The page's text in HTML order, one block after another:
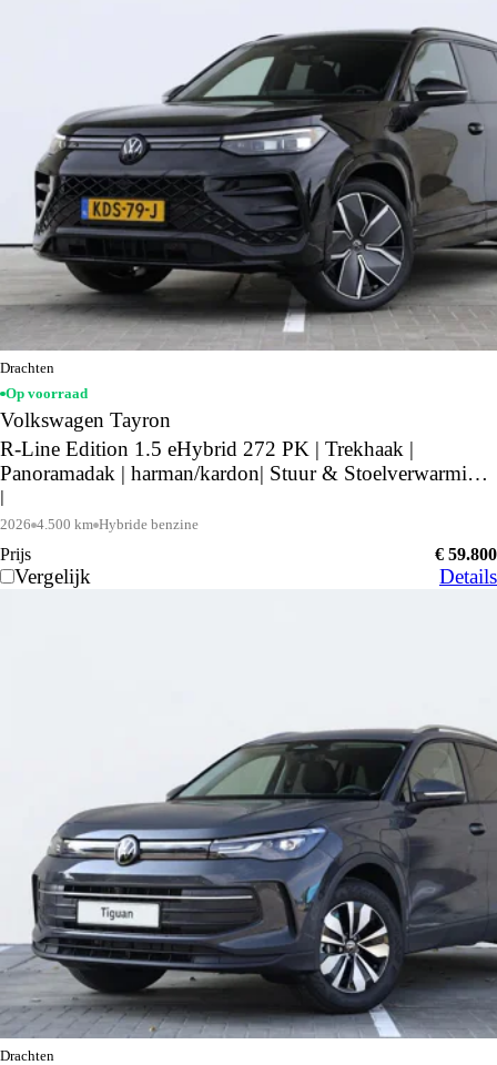
Drachten
Op voorraad
Volkswagen Tayron
R-Line Edition 1.5 eHybrid 272 PK | Trekhaak |
Panoramadak | harman/kardon| Stuur & Stoelverwarming
|
2026 4.500 km Hybride benzine
Prijs € 59.800
Vergelijk Details
Drachten